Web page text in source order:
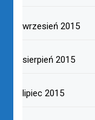
wrzesień 2015
sierpień 2015
lipiec 2015